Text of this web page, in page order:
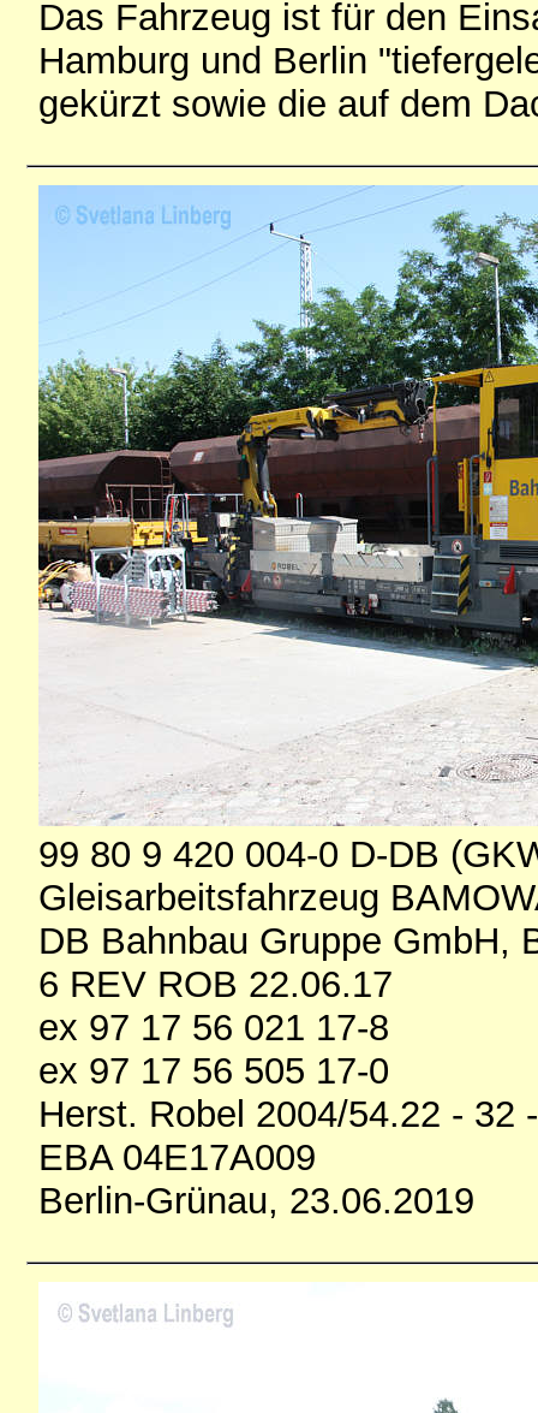
Das Fahrzeug ist für den
Hamburg und Berlin
gekürzt sowie die auf dem
99 80 9 420 004-0 D-DB
Gleisarbeitsfahrzeug
DB Bahnbau Gruppe GmbH,
6 REV ROB 22.06.17
ex 97 17 56 021 17-8
ex 97 17 56 505 17-0
Herst. Robel 2004/54.22 - 32
EBA 04E17A009
Berlin-Grünau, 23.06.2019